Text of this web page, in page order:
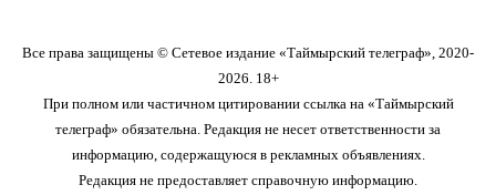
Все права защищены © Сетевое издание «Таймырский телеграф», 2020-
2026. 18+
При полном или частичном цитировании ссылка на «Таймырский
телеграф» обязательна. Редакция не несет ответственности за
информацию, содержащуюся в рекламных объявлениях.
Редакция не предоставляет справочную информацию.